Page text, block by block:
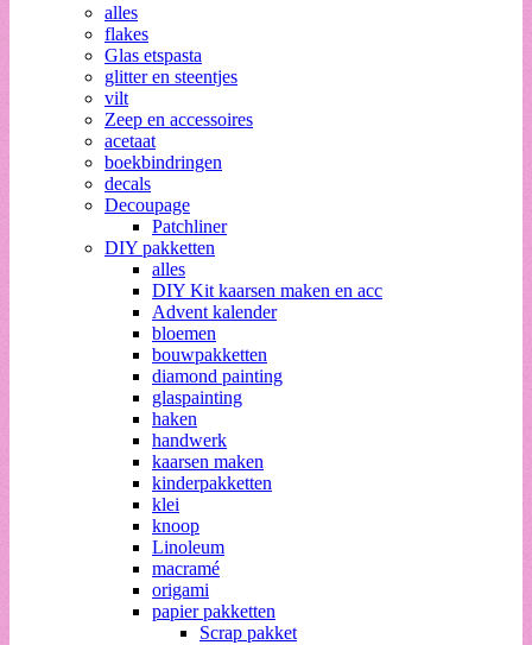
alles
flakes
Glas etspasta
glitter en steentjes
vilt
Zeep en accessoires
acetaat
boekbindringen
decals
Decoupage
Patchliner
DIY pakketten
alles
DIY Kit kaarsen maken en acc
Advent kalender
bloemen
bouwpakketten
diamond painting
glaspainting
haken
handwerk
kaarsen maken
kinderpakketten
klei
knoop
Linoleum
macramé
origami
papier pakketten
Scrap pakket